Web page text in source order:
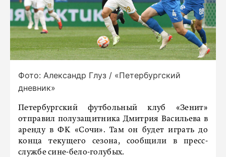
Фото: Александр Глуз / «Петербургский
дневник»
Петербургский футбольный клуб «Зенит»
отправил полузащитника Дмитрия Васильева в
аренду в ФК «Сочи». Там он будет играть до
конца текущего сезона, сообщили в пресс-
службе сине-бело-голубых.